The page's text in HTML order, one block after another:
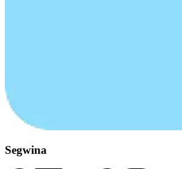
Segwina